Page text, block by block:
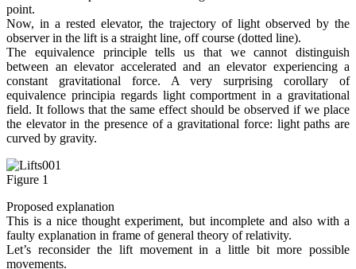
point.
Now, in a rested elevator, the trajectory of light observed by the
observer in the lift is a straight line, off course (dotted line).
The equivalence principle tells us that we cannot distinguish
between an elevator accelerated and an elevator experiencing a
constant gravitational force. A very surprising corollary of
equivalence principia regards light comportment in a gravitational
field. It follows that the same effect should be observed if we place
the elevator in the presence of a gravitational force: light paths are
curved by gravity.
Figure 1
Proposed explanation
This is a nice thought experiment, but incomplete and also with a
faulty explanation in frame of general theory of relativity.
Let’s reconsider the lift movement in a little bit more possible
movements.